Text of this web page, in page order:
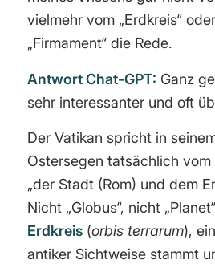
vielmehr vom „Erdkreis“
„Firmament“ die Rede.
Antwort Chat-GPT: Ganz
sehr interessanter und oft
Der Vatikan spricht in
Ostersegen tatsächlich vom
„der Stadt (Rom) und dem
Nicht „Globus“, nicht
Erdkreis(orbis terrarum),
antiker Sichtweise stammt